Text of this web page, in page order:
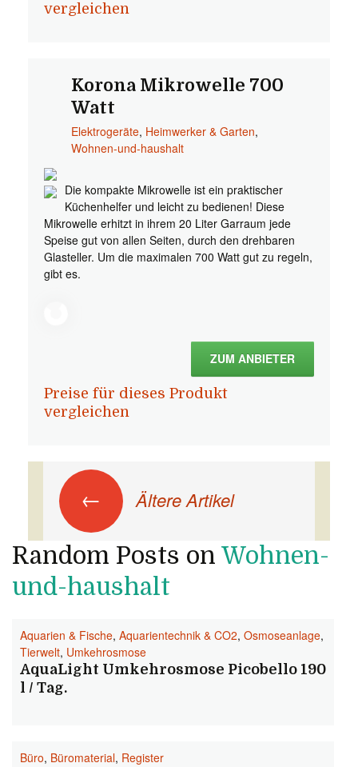
vergleichen
Korona Mikrowelle 700
Watt
Elektrogeräte, Heimwerker & Garten,
Wohnen-und-haushalt
Die kompakte Mikrowelle ist ein praktischer
Küchenhelfer und leicht zu bedienen! Diese
Mikrowelle erhitzt in ihrem 20 Liter Garraum jede
Speise gut von allen Seiten, durch den drehbaren
Glasteller. Um die maximalen 700 Watt gut zu regeln,
gibt es.
ZUM ANBIETER
Preise für dieses Produkt
vergleichen
Beitrags-Navigation
← Ältere Artikel
Random Posts on Wohnen-
und-haushalt
Aquarien & Fische, Aquarientechnik & CO2, Osmoseanlage,
Tierwelt, Umkehrosmose
AquaLight Umkehrosmose Picobello 190
l / Tag.
Büro, Büromaterial, Register